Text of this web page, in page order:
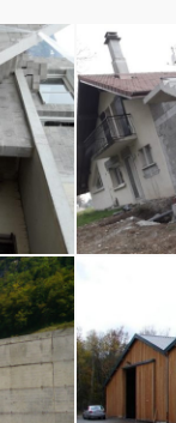
Construction
et
rénovation
rénovation